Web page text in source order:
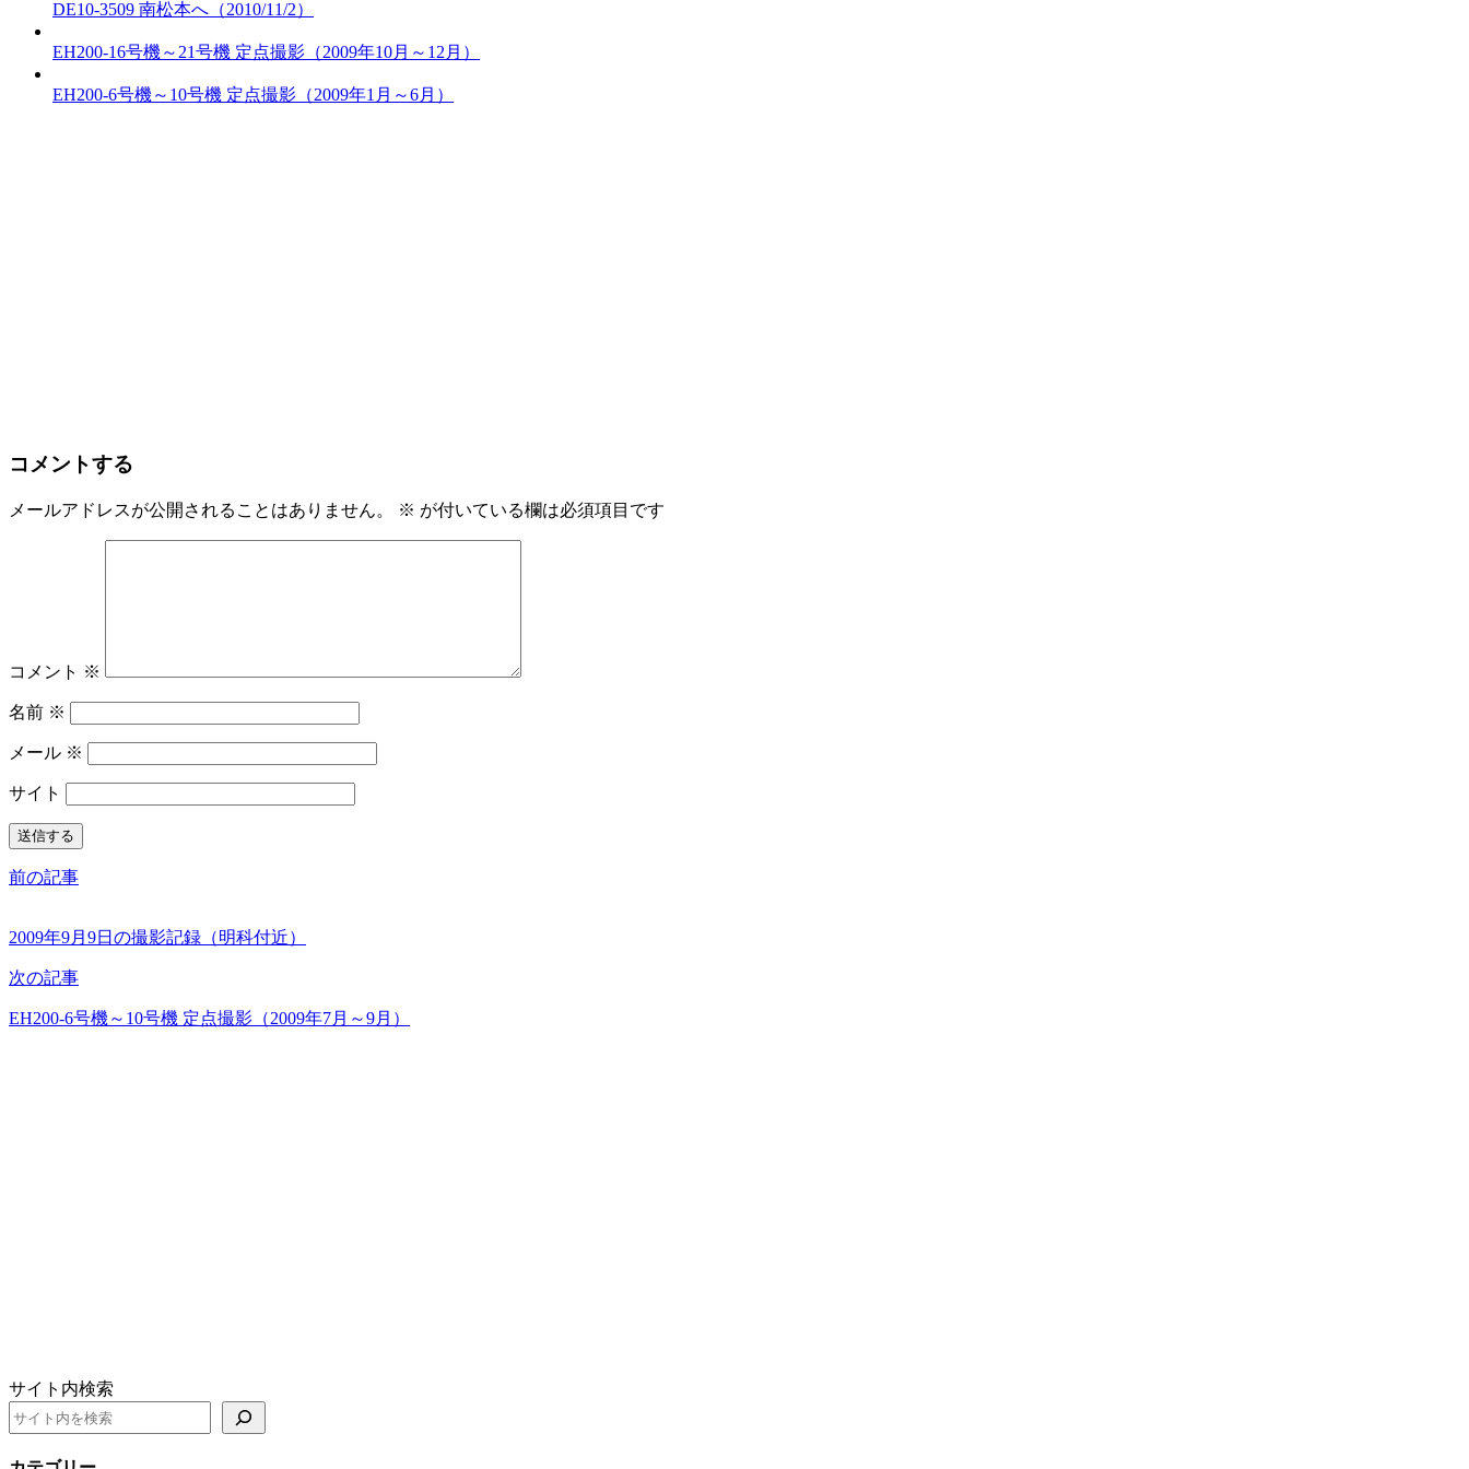
DE10-3509 南松本へ（2010/11/2）
EH200-16号機～21号機 定点撮影（2009年10月～12月）
EH200-6号機～10号機 定点撮影（2009年1月～6月）
コメントする
メールアドレスが公開されることはありません。 ※ が付いている欄は必須項目です
コメント ※
名前 ※
メール ※
サイト
前の記事
2009年9月9日の撮影記録（明科付近）
次の記事
EH200-6号機～10号機 定点撮影（2009年7月～9月）
サイト内検索